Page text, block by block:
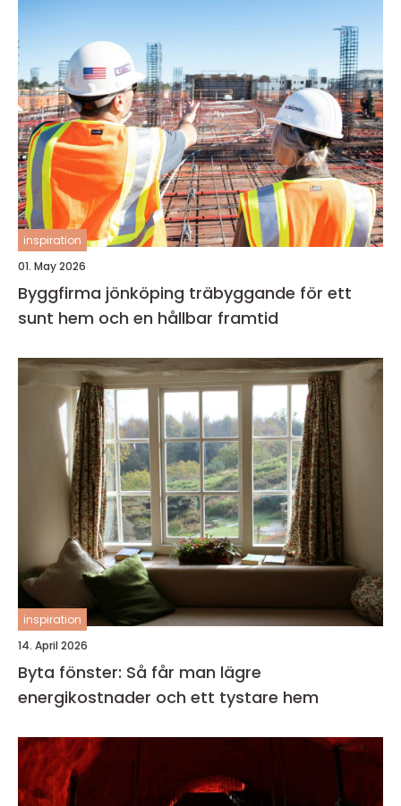
inspiration
01. May 2026
Byggfirma jönköping träbyggande för ett
sunt hem och en hållbar framtid
inspiration
14. April 2026
Byta fönster: Så får man lägre
energikostnader och ett tystare hem